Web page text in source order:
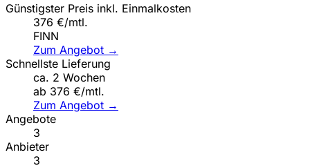
Günstigster Preis inkl. Einmalkosten
376 €/mtl.
FINN
Zum Angebot →
Schnellste Lieferung
ca. 2 Wochen
ab 376 €/mtl.
Zum Angebot →
Angebote
3
Anbieter
3